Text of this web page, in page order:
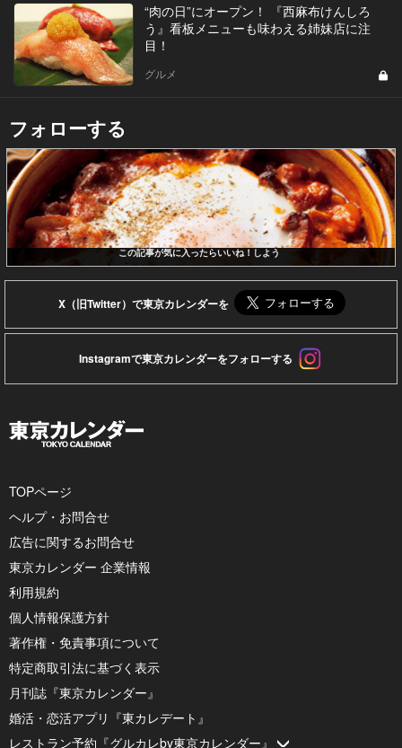
“肉の日”にオープン！ 『西麻布けんしろ
う』看板メニューも味わえる姉妹店に注
目！
グルメ
フォローする
この記事が気に入ったらいいね！しよう
X（旧Twitter）で東京カレンダーを
Instagramで東京カレンダーをフォローする
TOPページ
ヘルプ・お問合せ
広告に関するお問合せ
東京カレンダー 企業情報
利用規約
個人情報保護方針
著作権・免責事項について
特定商取引法に基づく表示
月刊誌『東京カレンダー』
婚活・恋活アプリ『東カレデート』
レストラン予約『グルカレby東京カレンダー』